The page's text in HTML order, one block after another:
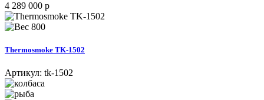
4 289 000 р
800
Thermosmoke TK-1502
Артикул: tk-1502